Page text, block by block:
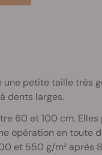
petite taille très
dents larges.
60 et 100 cm.
opération en toute
et 550 g/m² après